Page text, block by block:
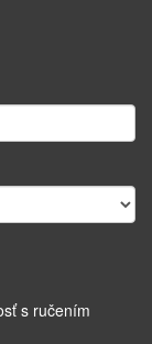
s ručením